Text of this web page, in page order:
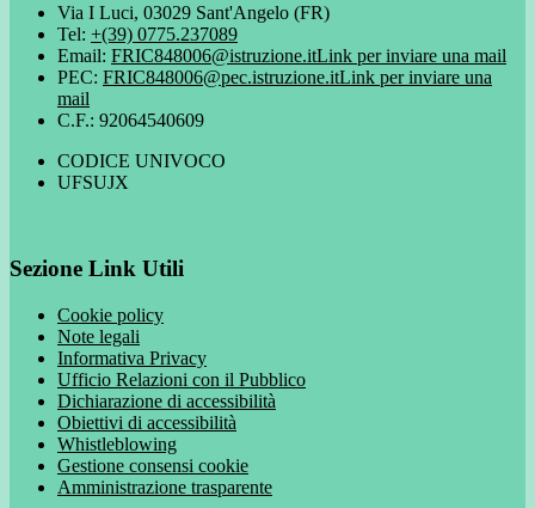
Via I Luci, 03029 Sant'Angelo (FR)
Tel: +(39) 0775.237089
Email: FRIC848006@istruzione.itLink per inviare una mail
PEC: FRIC848006@pec.istruzione.itLink per inviare una
mail
C.F.: 92064540609
CODICE UNIVOCO
UFSUJX
Sezione Link Utili
Cookie policy
Note legali
Informativa Privacy
Ufficio Relazioni con il Pubblico
Dichiarazione di accessibilità
Obiettivi di accessibilità
Whistleblowing
Gestione consensi cookie
Amministrazione trasparente